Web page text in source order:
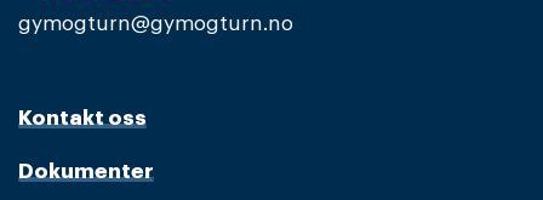
gymogturn@gymogturn.no
Kontakt oss
Dokumenter